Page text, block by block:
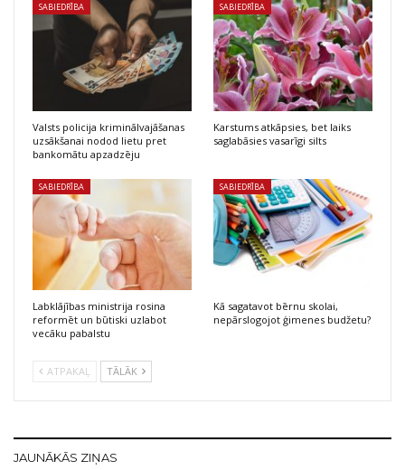
SABIEDRĪBA
Valsts policija kriminālvajāšanas
uzsākšanai nodod lietu pret
bankomātu apzadzēju
SABIEDRĪBA
Karstums atkāpsies, bet laiks
saglabāsies vasarīgi silts
SABIEDRĪBA
Labklājības ministrija rosina
reformēt un būtiski uzlabot
vecāku pabalstu
SABIEDRĪBA
Kā sagatavot bērnu skolai,
nepārslogojot ģimenes budžetu?
ATPAKAĻ TĀLĀK
JAUNĀKĀS ZIŅAS